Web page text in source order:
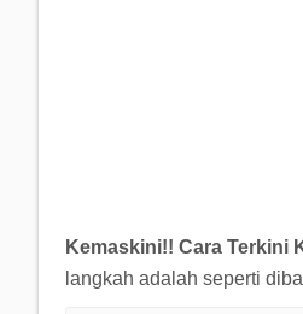
Kemaskini!! Cara Terkini
langkah adalah seperti